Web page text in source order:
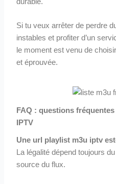
Si tu veux arrêter de perdre
instables et profiter d’un
le moment est venu de
et éprouvée.
FAQ : questions
IPTV
Une url playlist m3u iptv
La légalité dépend toujours
source du flux.